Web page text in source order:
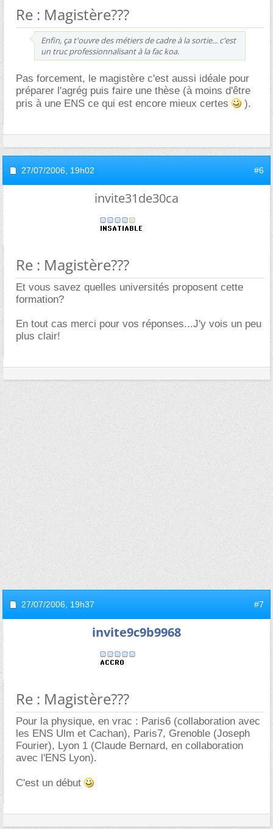
Re : Magistère???
Enfin, ça t'ouvre des métiers de cadre à la sortie... c'est
un truc professionnalisant à la fac koa.
Pas forcement, le magistère c'est aussi idéale pour
préparer l'agrég puis faire une thèse (à moins d'être
pris à une ENS ce qui est encore mieux certes
).
27/07/2006, 19h02 #6
invite31de30ca
Re : Magistère???
Et vous savez quelles universités proposent cette
formation?
En tout cas merci pour vos réponses...J'y vois un peu
plus clair!
27/07/2006, 19h37 #7
invite9c9b9968
Re : Magistère???
Pour la physique, en vrac : Paris6 (collaboration avec
les ENS Ulm et Cachan), Paris7, Grenoble (Joseph
Fourier), Lyon 1 (Claude Bernard, en collaboration
avec l'ENS Lyon).
C'est un début